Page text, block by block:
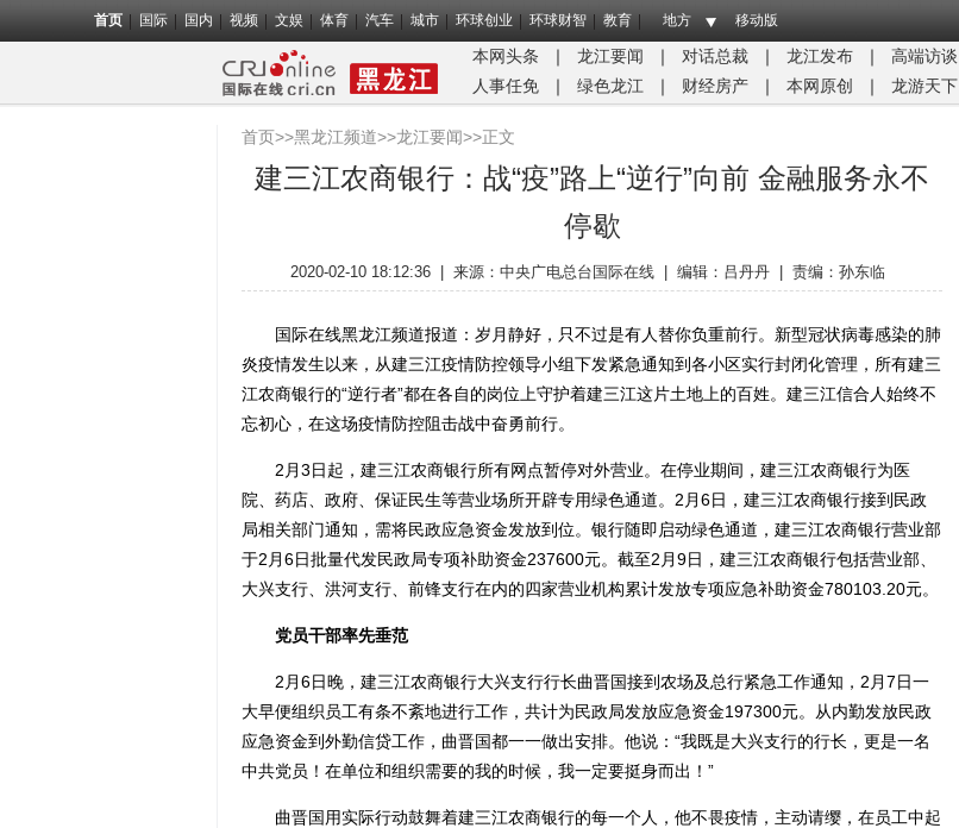
首页 国际 国内 视频 文娱 体育 汽车 城市 环球创业 环球财智 教育 地方 移动版
本网头条 ｜ 龙江要闻 ｜ 对话总裁 ｜ 龙江发布 ｜ 高端访谈
人事任免
｜ 绿色龙江 ｜ 财经房产 ｜ 本网原创 ｜ 龙游天下
首页>>黑龙江频道>>龙江要闻>>正文
建三江农商银行：战“疫”路上“逆行”向前 金融服务永不
停歇
2020-02-10 18:12:36 来源： 中央广电总台国际在线 编辑：吕丹丹 责编：孙东临
国际在线黑龙江频道报道：岁月静好，只不过是有人替你负重前行。新型冠状病毒感染的肺
炎疫情发生以来，从建三江疫情防控领导小组下发紧急通知到各小区实行封闭化管理，所有建三
江农商银行的“逆行者”都在各自的岗位上守护着建三江这片土地上的百姓。建三江信合人始终不
忘初心，在这场疫情防控阻击战中奋勇前行。
2月3日起，建三江农商银行所有网点暂停对外营业。在停业期间，建三江农商银行为医
院、药店、政府、保证民生等营业场所开辟专用绿色通道。2月6日，建三江农商银行接到民政
局相关部门通知，需将民政应急资金发放到位。银行随即启动绿色通道，建三江农商银行营业部
于2月6日批量代发民政局专项补助资金237600元。截至2月9日，建三江农商银行包括营业部、
大兴支行、洪河支行、前锋支行在内的四家营业机构累计发放专项应急补助资金780103.20元。
党员干部率先垂范
2月6日晚，建三江农商银行大兴支行行长曲晋国接到农场及总行紧急工作通知，2月7日一
大早便组织员工有条不紊地进行工作，共计为民政局发放应急资金197300元。从内勤发放民政
应急资金到外勤信贷工作，曲晋国都一一做出安排。他说：“我既是大兴支行的行长，更是一名
中共党员！在单位和组织需要的我的时候，我一定要挺身而出！”
曲晋国用实际行动鼓舞着建三江农商银行的每一个人，他不畏疫情，主动请缨，在员工中起